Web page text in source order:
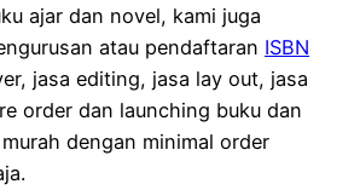
ajar dan novel, kami juga
atau pendaftaran ISBN
jasa editing, jasa lay out, jasa
order dan launching buku dan
dengan minimal order